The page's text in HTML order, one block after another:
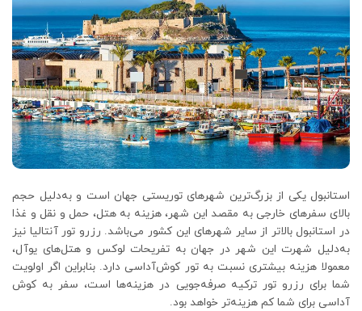
استانبول یکی از بزرگ‌ترین شهرهای توریستی جهان است و به‌دلیل حجم
بالای سفرهای خارجی به مقصد این شهر، هزینه به‌ هتل، حمل‌ و نقل و غذا
در استانبول بالاتر از سایر شهرهای این کشور می‌باشد. رزرو تور آنتالیا نیز
به‌دلیل شهرت این شهر در جهان به تفریحات لوکس و هتل‌های یوآل،
معمولا هزینه بیشتری نسبت به تور کوش‌آداسی دارد. بنابراین اگر اولویت
شما برای رزرو تور ترکیه صرفه‌جویی در هزینه‌ها است، سفر به کوش
آداسی برای شما کم‌ هزینه‌تر خواهد بود.